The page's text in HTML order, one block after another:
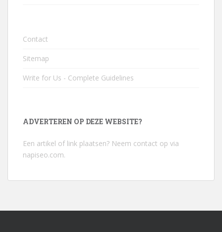
Contact
Sitemap
Write for Us - Complete Guidelines
ADVERTEREN OP DEZE WEBSITE?
Een artikel of link plaatsen? Neem contact op via
napiseo.com.